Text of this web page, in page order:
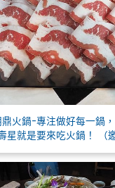
火鍋-專注做好每一鍋
星就是要來吃火鍋！ （邀